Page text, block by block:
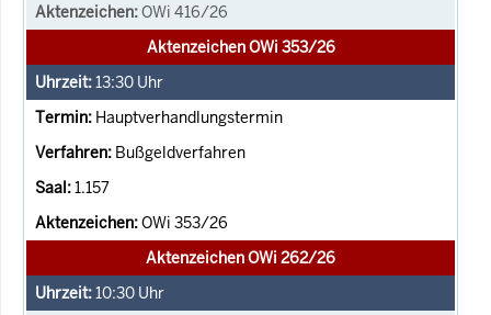
OWi 416/26
Aktenzeichen OWi 353/26
13:30 Uhr
Hauptverhandlungstermin
Bußgeldverfahren
1.157
OWi 353/26
Aktenzeichen OWi 262/26
10:30 Uhr